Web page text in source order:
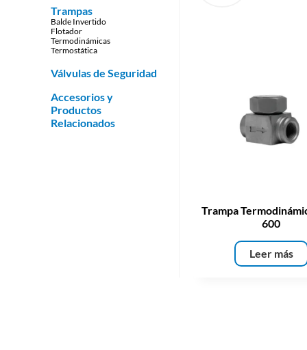
Trampas
Balde Invertido
Flotador
Termodinámicas
Termostática
Válvulas de Seguridad
Accesorios y
Productos
Relacionados
Trampa
600
Leer más